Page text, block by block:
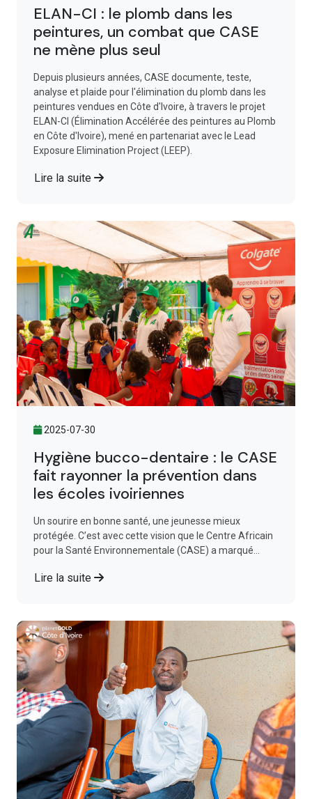
ELAN-CI : le plomb dans les
peintures, un combat que CASE
ne mène plus seul
Depuis plusieurs années, CASE documente, teste,
analyse et plaide pour l'élimination du plomb dans les
peintures vendues en Côte d'Ivoire, à travers le projet
ELAN-CI (Élimination Accélérée des peintures au Plomb
en Côte d'Ivoire), mené en partenariat avec le Lead
Exposure Elimination Project (LEEP).
Lire la suite
2025-07-30
Hygiène bucco-dentaire : le CASE
fait rayonner la prévention dans
les écoles ivoiriennes
Un sourire en bonne santé, une jeunesse mieux
protégée. C’est avec cette vision que le Centre Africain
pour la Santé Environnementale (CASE) a marqué...
Lire la suite